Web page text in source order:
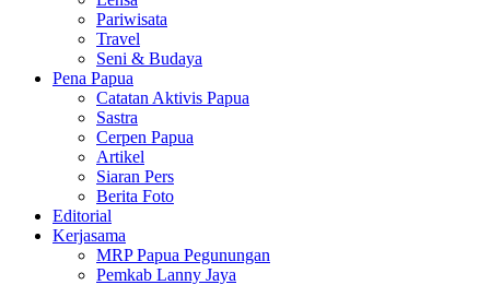
Pariwisata
Travel
Seni & Budaya
Pena Papua
Catatan Aktivis Papua
Sastra
Cerpen Papua
Artikel
Siaran Pers
Berita Foto
Editorial
Kerjasama
MRP Papua Pegunungan
Pemkab Lanny Jaya